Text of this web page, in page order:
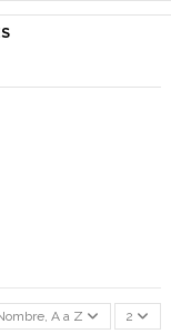
A a Z 2